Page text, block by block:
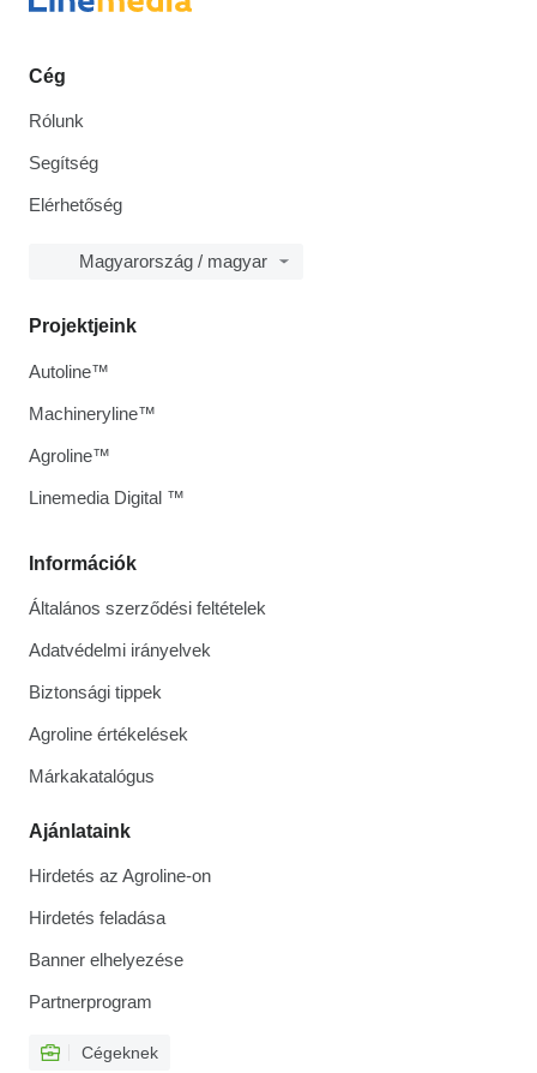
Cég
Rólunk
Segítség
Elérhetőség
Magyarország / magyar
Információk
Általános szerződési feltételek
Adatvédelmi irányelvek
Biztonsági tippek
Agroline értékelések
Márkakatalógus
Ajánlataink
Hirdetés az Agroline-on
Hirdetés feladása
Banner elhelyezése
Partnerprogram
Cégeknek
Projektjeink
Autoline™
Machineryline™
Agroline™
Linemedia Digital ™